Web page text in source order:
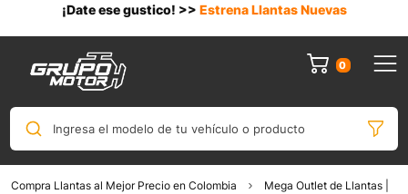
¡Date ese gustico! >> Estrena Llantas Nuevas
0
Ingresa el modelo de tu vehículo o producto
Compra Llantas al Mejor Precio en Colombia
Mega Outlet de Llantas |